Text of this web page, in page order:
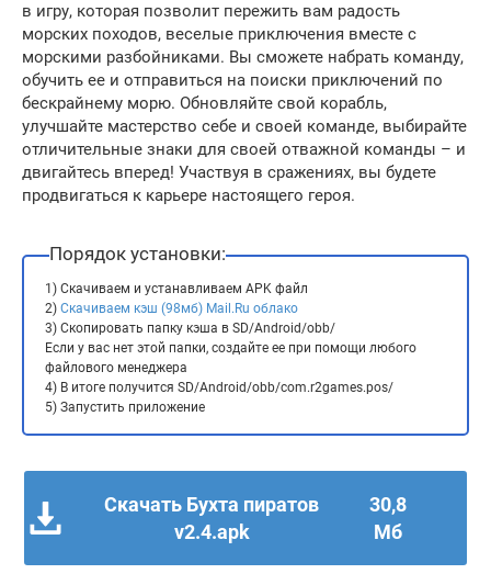
в игру, которая позволит пережить вам радость
морских походов, веселые приключения вместе с
морскими разбойниками. Вы сможете набрать команду,
обучить ее и отправиться на поиски приключений по
бескрайнему морю. Обновляйте свой корабль,
улучшайте мастерство себе и своей команде, выбирайте
отличительные знаки для своей отважной команды – и
двигайтесь вперед! Участвуя в сражениях, вы будете
продвигаться к карьере настоящего героя.
Порядок установки:
1) Скачиваем и устанавливаем APK файл
2) Скачиваем кэш (98мб) Mail.Ru облако
3) Скопировать папку кэша в SD/Android/obb/
Если у вас нет этой папки, создайте ее при помощи любого
файлового менеджера
4) В итоге получится SD/Android/obb/com.r2games.pos/
5) Запустить приложение
Скачать Бухта пиратов
v2.4.apk
30,8
Мб